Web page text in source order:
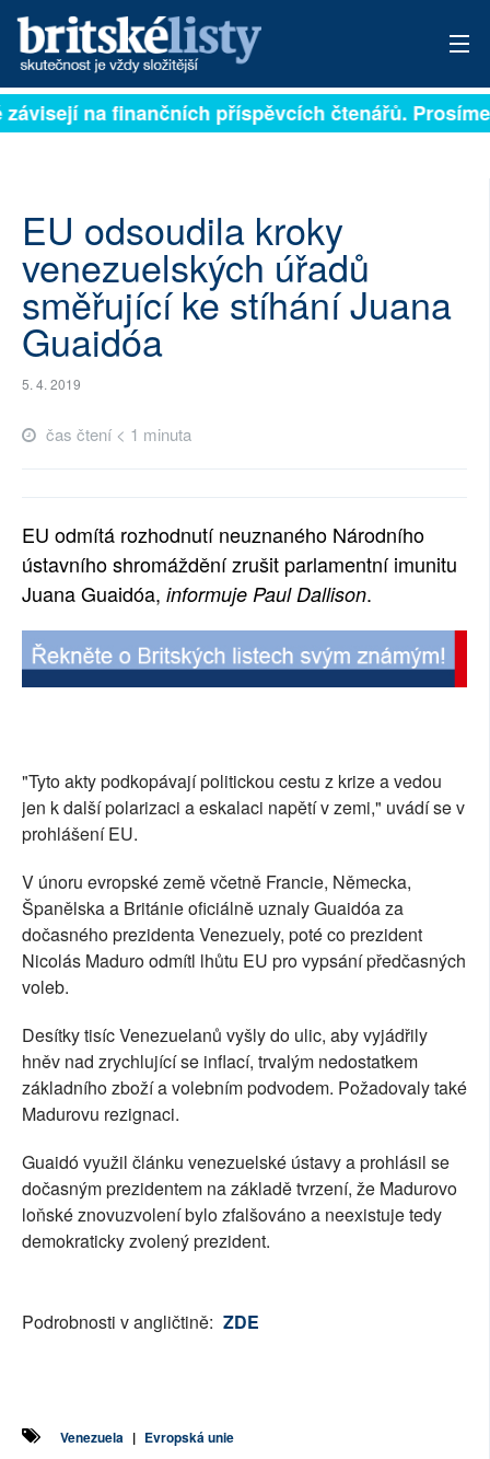
PŘIHLÁSIT
ARCHIV
ROZHOVORY
TÉMATA
RUBRIKY
na finančních příspěvcích čtenářů.
EU odsoudila kroky
venezuelských úřadů
směřující ke stíhání Juana
Guaidóa
5. 4. 2019
čas čtení < 1 minuta
EU odmítá rozhodnutí neuznaného Národního
ústavního shromáždění zrušit parlamentní imunitu
Juana Guaidóa, informuje Paul Dallison.
"Tyto akty podkopávají politickou cestu z krize a vedou
jen k další polarizaci a eskalaci napětí v zemi," uvádí se v
prohlášení EU.
V únoru evropské země včetně Francie, Německa,
Španělska a Británie oficiálně uznaly Guaidóa za
dočasného prezidenta Venezuely, poté co prezident
Nicolás Maduro odmítl lhůtu EU pro vypsání předčasných
voleb.
Desítky tisíc Venezuelanů vyšly do ulic, aby vyjádřily
hněv nad zrychlující se inflací, trvalým nedostatkem
základního zboží a volebním podvodem. Požadovaly také
Madurovu rezignaci.
Guaidó využil článku venezuelské ústavy a prohlásil se
dočasným prezidentem na základě tvrzení, že Madurovo
loňské znovuzvolení bylo zfalšováno a neexistuje tedy
demokraticky zvolený prezident.
Podrobnosti v angličtině: ZDE
Venezuela | Evropská unie